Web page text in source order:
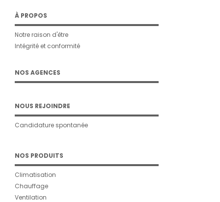
À PROPOS
Notre raison d'être
Intégrité et conformité
NOS AGENCES
NOUS REJOINDRE
Candidature spontanée
NOS PRODUITS
Climatisation
Chauffage
Ventilation